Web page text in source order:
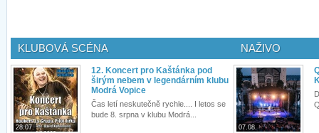
KLUBOVÁ SCÉNA
28.07.
12. Koncert pro Kaštánka pod
širým nebem v legendárním klubu
Modrá Vopice
Čas letí neskutečně rychle.... I letos se
bude 8. srpna v klubu Modrá...
NAŽIVO
07.08.